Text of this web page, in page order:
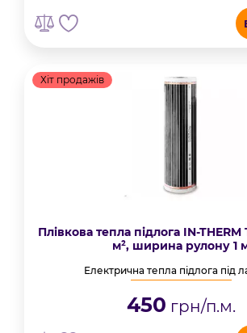
Хіт продажів
Плівкова тепла підлога IN-THERM
м², ширина рулону 1
Електрична тепла підлога під
450 грн/п.м.